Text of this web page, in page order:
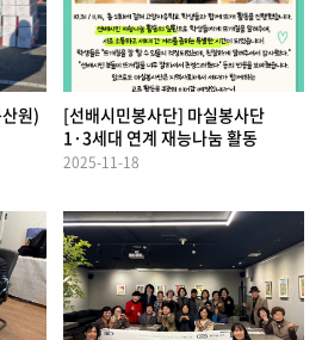
원)
[선배시민봉사단] 마실봉사단
1·3세대 연계 재능나눔 활동
2025-11-18